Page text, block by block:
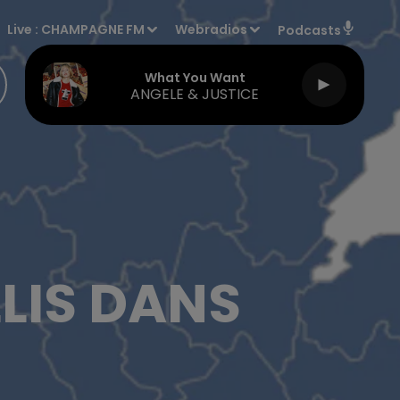
Live : CHAMPAGNE FM Webradios Podcasts
What You Want
ANGELE & JUSTICE
DANS